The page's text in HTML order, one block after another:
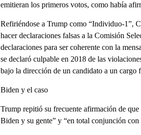
emitieran los primeros votos, como había
Refiriéndose a Trump como “Individuo-1”,
hacer declaraciones falsas a la Comisión
declaraciones para ser coherente con la
se declaró culpable en 2018 de las
bajo la dirección de un candidato a un cargo
Biden y el caso
Trump repitió su frecuente afirmación de
Biden y su gente” y “en total conjunción